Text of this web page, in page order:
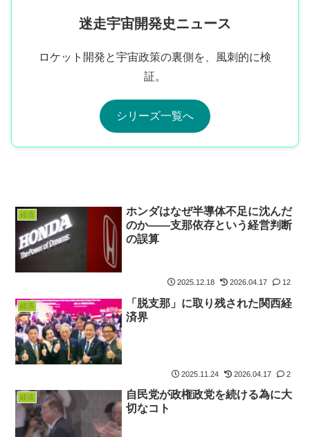
迷走宇宙開発史ニュース
ロケット開発と宇宙政策の裏側を、風刺的に検
証。
シリーズ一覧へ
経済
ホンダはなぜ半導体不足に沈んだ
のか――支那依存という経営判断
の誤算
2025.12.18 2026.04.17 12
経済
「脱支那」に取り残された関西経
済界
2025.11.24 2026.04.17 2
経済
自民党が政権政党を続ける為に大
切なコト